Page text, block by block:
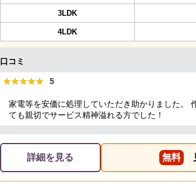
3LDK
4LDK
口コミ
★★★★★
★★★★★ 5
家電等を安価に処理していただき助かりました。
ても親切でサービス精神溢れる方でした！
詳細を見る 無料